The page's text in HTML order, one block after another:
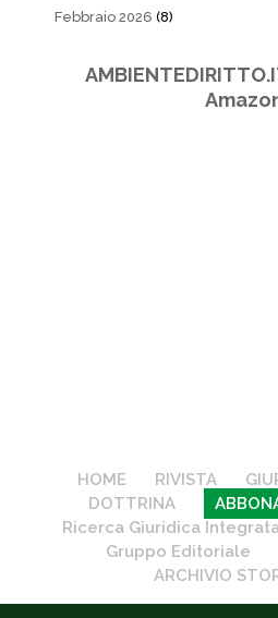
Febbraio 2026 (8)
HOME RIVISTA
DOTTRINA
Ricerca Giuridica
Gruppo Editoriale
ARCHIVIO